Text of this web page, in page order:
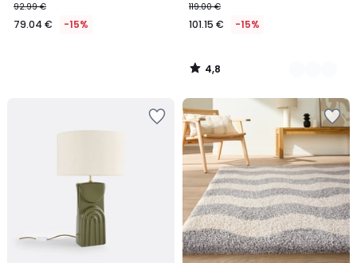
92.99 €
79.04 € -15%
119.00 €
101.15 € -15%
4,8
/